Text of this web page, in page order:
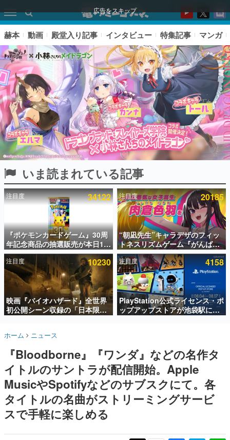
広告をスキップ
ピックアップ
電ファミのいま読まれている記事ランキング
アプリセール情報
インタビュー
連載・特集一覧
殿堂入り記事
SNS拡散数が数千以上！ ページビュー数万以上！ などな
ど。多くの人々に読まれた、電ファミ渾身の“殿堂入り”記
事をまとめました。
名作ゲームクリエイターの方々に製作時のエピソードをお
きます。
赫本
この物語を解いてはいけない。『赫本』は、〈試験問題〉
の形をした短編ホラー小説集です。
新世代に訊く
これからのデジタルゲーム市場を担う若きクリエイター達
赫本 動画 殿堂入り記事 インタビュー 特集記事 マンガ
いま読まれている記事
注目度 34122
『ポケモンカードゲーム』30周
年記念商品の抽選販売が本日12
時より開始。拡張パック「30th
CELEBRATION」のボックス
に、「プレミアムデッキセット
エーフィ・ブラッキー」
「FUTURISTIC BOX」の計3商
品
注目度 20185
“朝凪先生”キャラデザのフィッ
トネスリズムゲーム『がんば
れ！チアリズム』Steamストア
ページが公開。キャラクターの
CVは陽向葵ゅかさん
注目度 10230
映画『バイオハザード』全世界
初公開シーン収録の「日本限
定」予告映像が解禁。バイオの
「ラクーンシティ総合病院」へ
注目度 4158
PlayStation公式ライセンス・ポ
ップアップストアが池袋駅にて
期間限定で開催。夏のアパレル
ホーム ニュース
『Bloodborne』『ワンダ』などの名作タ
イトルのサントラが配信開始。Apple
MusicやSpotifyなどのサブスクにて。各
タイトルの名曲がストリーミングサービ
スで手軽に楽しめる